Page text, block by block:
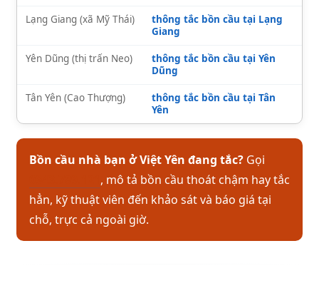
Lạng Giang (xã Mỹ Thái)
thông tắc bồn cầu tại Lạng
Giang
Yên Dũng (thị trấn Neo)
thông tắc bồn cầu tại Yên
Dũng
Tân Yên (Cao Thượng)
thông tắc bồn cầu tại Tân
Yên
Bồn cầu nhà bạn ở Việt Yên đang tắc? Gọi
, mô tả bồn cầu thoát chậm hay tắc
hẳn, kỹ thuật viên đến khảo sát và báo giá tại
chỗ, trực cả ngoài giờ.